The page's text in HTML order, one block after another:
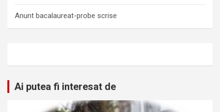
Anunt bacalaureat-probe scrise
Ai putea fi interesat de